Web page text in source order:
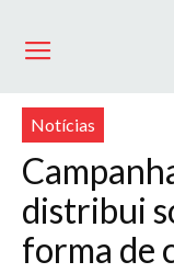
Notícias
distribui
forma de